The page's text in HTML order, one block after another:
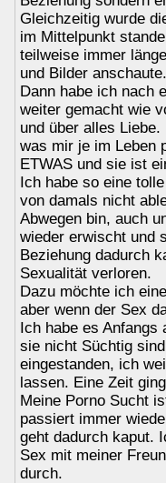
Gleichzeitig wurde
im Mittelpunkt
teilweise immer
und Bilder
Dann habe ich nach
weiter gemacht wie
und über alles
was mir je im Leben
ETWAS und sie ist
Ich habe so eine
von damals nicht
Abwegen bin, auch
wieder erwischt und
Beziehung dadurch
Sexualität verloren.
Dazu möchte ich
aber wenn der Sex
Ich habe es Anfangs
sie nicht Süchtig
eingestanden, ich
lassen. Eine Zeit
Meine Porno Sucht
passiert immer
geht dadurch kaput.
Sex mit meiner
durch.